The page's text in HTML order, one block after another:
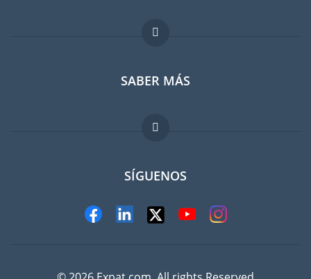
Foro para expatriados
Guia para expatriados
Trabajos en el extranjero
SABER MÁS
FAQ
SÍGUENOS